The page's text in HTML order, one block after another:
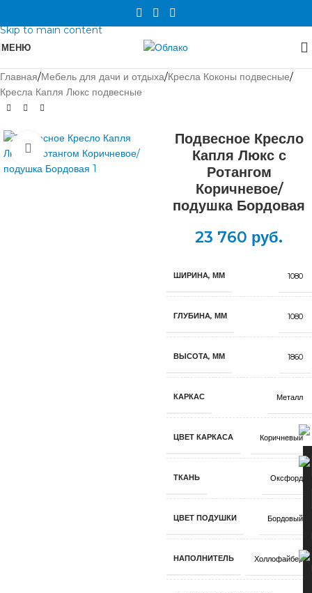
Skip to main content
МЕНЮ
Главная/Мебель для дачи и отдыха/Кресла Коконы подвесные/
Кресла Капля Люкс подвесные
Нажмите, чтобы увеличить
Подвесное Кресло
Капля Люкс с
Ротангом
Коричневое/
подушка Бордовая
23 760 руб.
ШИРИНА, ММ 1080
ГЛУБИНА, ММ 1080
ВЫСОТА, ММ 1860
КАРКАС Металл
ЦВЕТ КАРКАСА Коричневый
ТКАНЬ Оксфорд
ЦВЕТ ПОДУШКИ Бордовый
НАПОЛНИТЕЛЬ Холлофайбер